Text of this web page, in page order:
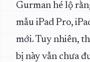
Gurman hé lộ
mẫu iPad Pro,
mới. Tuy nhiên,
bị này vẫn chưa